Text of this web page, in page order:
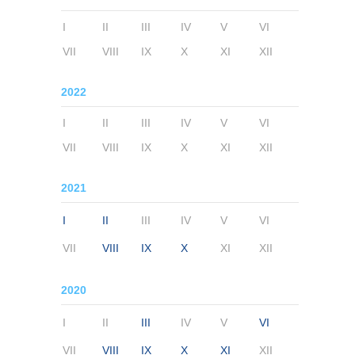
I II III IV V
VI
VII
VIII IX X XI XII
2022
I II III IV V
VI
VII
VIII IX X XI XII
2021
I II III IV V VI
VII VIII IX X XI XII
2020
I II III IV V VI
VII VIII IX X XI XII